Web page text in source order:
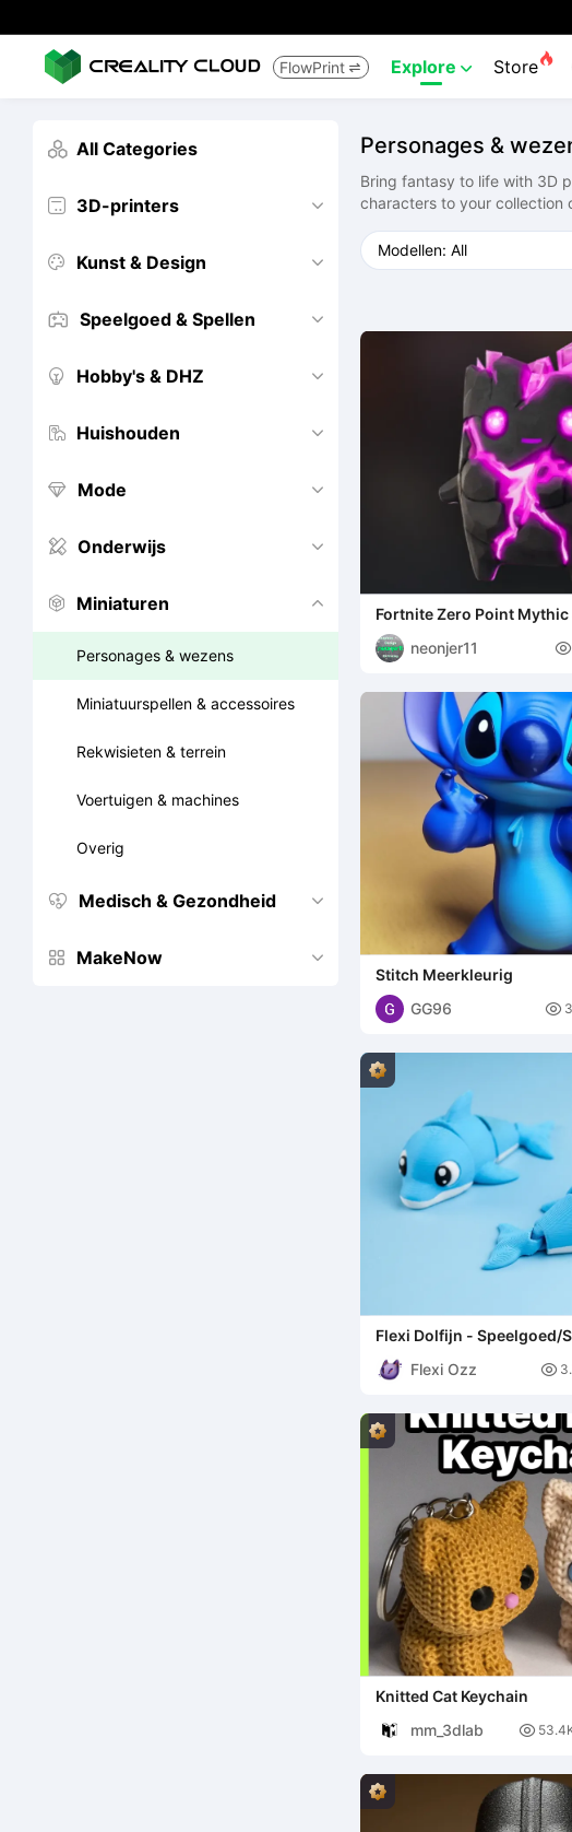
FlowPrint  Explore  Store
 All Categories
 3D-printers 
 Kunst & Design 
 Speelgoed & Spellen 
 Hobby's & DHZ 
 Huishouden 
 Mode 
 Onderwijs 
 Miniaturen 
Personages & wezens
Miniatuurspellen & accessoires
Rekwisieten & terrein
Voertuigen & machines
Overig
 Medisch & Gezondheid 
 MakeNow 
Personages &
Bring fantasy to life with 3D
characters to your collection
Fortnite Zero Point Mythic
neonjer11

Stitch Meerkleurig
GG96

Flexi Dolfijn - Speelgoed/
Flexi Ozz

Knitted Cat Keychain
mm_3dlab
